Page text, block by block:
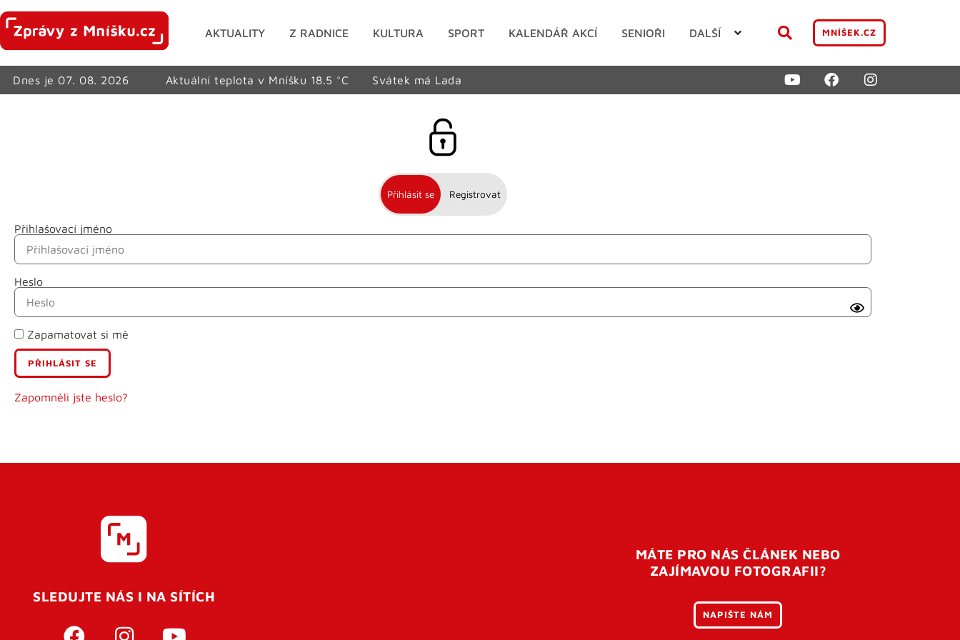
AKTUALITY Z RADNICE KULTURA SPORT KALENDÁŘ AKCÍ SENIOŘI DALŠÍ MNÍŠEK.CZ
Dnes je 07. 08. 2026 Aktuální teplota v Mníšku 18.5 °C Svátek má Lada
Přihlásit se Registrovat
Přihlašovací jméno
Heslo
Zapamatovat si mě
Zapomněli jste heslo?
Jméno
Příjmení
E-mail
Uživatelské jméno
SLEDUJTE NÁS I NA SÍTÍCH
MÁTE PRO NÁS ČLÁNEK NEBO
ZAJÍMAVOU FOTOGRAFII?
NAPIŠTE NÁM